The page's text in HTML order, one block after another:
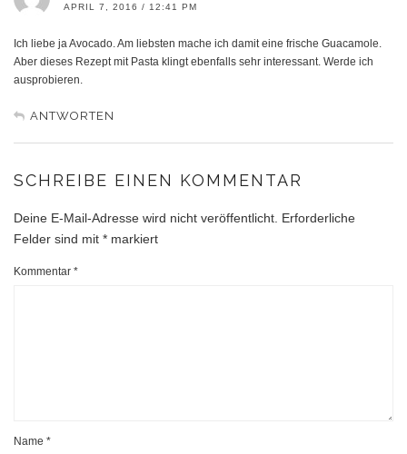
APRIL 7, 2016 / 12:41 PM
Ich liebe ja Avocado. Am liebsten mache ich damit eine frische Guacamole.
Aber dieses Rezept mit Pasta klingt ebenfalls sehr interessant. Werde ich
ausprobieren.
ANTWORTEN
SCHREIBE EINEN KOMMENTAR
Deine E-Mail-Adresse wird nicht veröffentlicht. Erforderliche
Felder sind mit * markiert
Kommentar *
Name *